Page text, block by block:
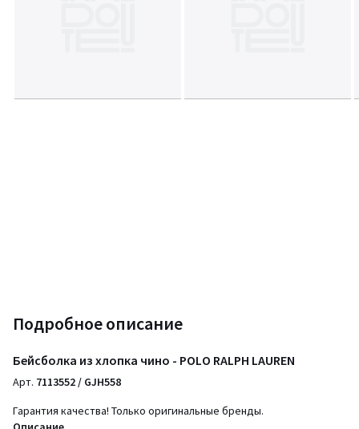
Подробное описание
Бейсболка из хлопка чино - POLO RALPH LAUREN
Арт. 7113552 / GJH558
Гарантия качества! Только оригинальные бренды.